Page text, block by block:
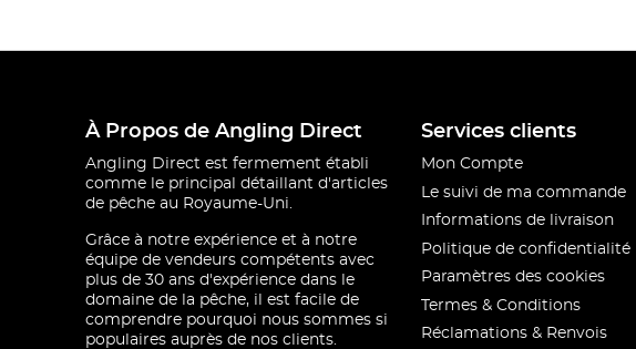
À Propos de Angling Direct
Angling Direct est fermement établi
comme le principal détaillant d'articles
de pêche au Royaume-Uni.
Grâce à notre expérience et à notre
équipe de vendeurs compétents avec
plus de 30 ans d'expérience dans le
domaine de la pêche, il est facile de
comprendre pourquoi nous sommes si
populaires auprès de nos clients.
Services clients
Mon Compte
Le suivi de ma commande
Informations de livraison
Politique de confidentialité
Paramètres des cookies
Termes & Conditions
Réclamations & Renvois